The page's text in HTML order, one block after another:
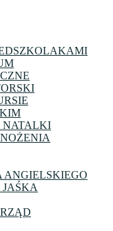
NATALKI
ANGIELSKIEGO